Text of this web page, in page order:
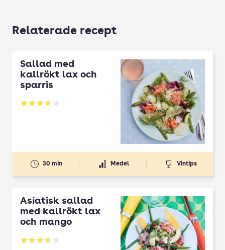
Relaterade recept
Sallad med
kallrökt lax och
sparris
Betyg: 3.64 av 5
30 min Medel Vintips
Asiatisk sallad
med kallrökt lax
och mango
Betyg: 3.63 av 5